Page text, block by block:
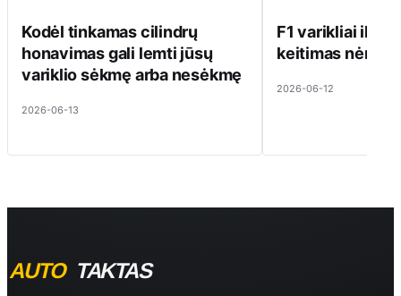
Kodėl tinkamas cilindrų
honavimas gali lemti jūsų
variklio sėkmę arba nesėkmę
2026-06-13
F1 varikliai ilgai
keitimas nėra
2026-06-12